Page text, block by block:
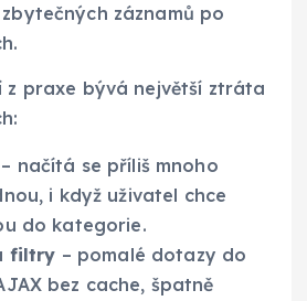
záznamů po
z praxe bývá největší ztráta
– načítá se příliš mnoho
i když uživatel chce
do kategorie.
filtry – pomalé dotazy do
bez cache, špatně